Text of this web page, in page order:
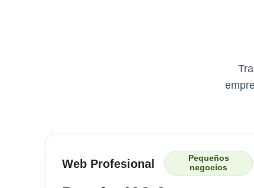
Web Profesional
Pequeños
negocios